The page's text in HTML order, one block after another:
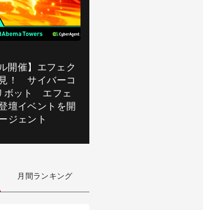
開催】エフェク
！ サイバーコ
ボット エフェ
壇イベントを開
ジェント
月間ランキング